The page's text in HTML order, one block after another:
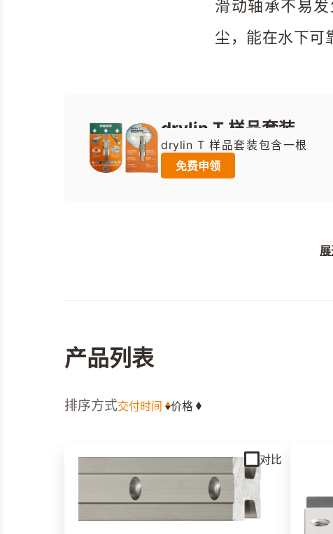
滑动轴承不易
尘，能在水下可
drylin T 样品套装
drylin T 样品套装包含一根
小型的导轨与一个相匹配的
滑块，它将帮助您快速了解
免费申领
drylin® T 在尺寸和接头一
/ KUSE
Bosch
SHS-C/LC • HSR-A/LA • HSR-
Hiwin:HGW-CC • QHW-CC • RGW-
产品列表
排序方式交付时间 价格
对比